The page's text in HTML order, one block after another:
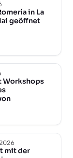
in La
geöffnet
Workshops
mit der